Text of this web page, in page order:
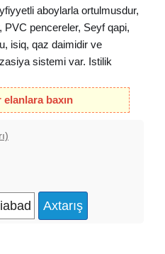
aboylarla ortulmusdur,
PVC pencereler, Seyf qapi,
isiq, qaz daimidir ve
sistemi var. Istilik
elanlara baxın